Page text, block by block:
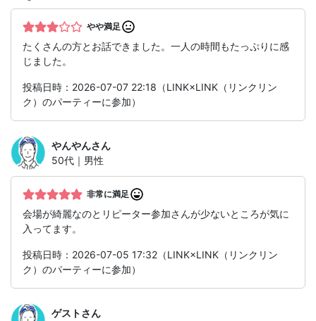
やや満足
たくさんの方とお話できました。一人の時間もたっぷりに感
じました。
投稿日時：2026-07-07 22:18（LINK×LINK（リンクリン
ク）のパーティーに参加）
やんやんさん
50代｜男性
非常に満足
会場が綺麗なのとリピーター参加さんが少ないところが気に
入ってます。
投稿日時：2026-07-05 17:32（LINK×LINK（リンクリン
ク）のパーティーに参加）
ゲストさん